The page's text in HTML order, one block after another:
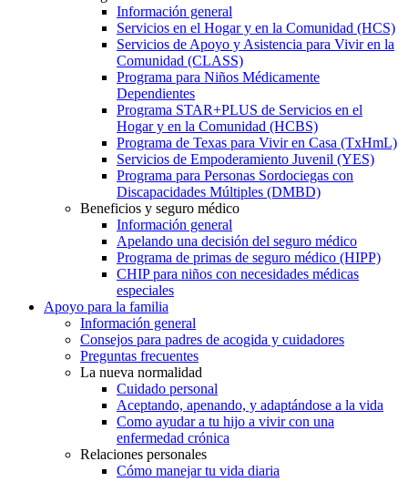
Información general
Servicios en el Hogar y en la Comunidad (HCS)
Servicios de Apoyo y Asistencia para Vivir en la
Comunidad (CLASS)
Programa para Niños Médicamente
Dependientes
Programa STAR+PLUS de Servicios en el
Hogar y en la Comunidad (HCBS)
Programa de Texas para Vivir en Casa (TxHmL)
Servicios de Empoderamiento Juvenil (YES)
Programa para Personas Sordociegas con
Discapacidades Múltiples (DMBD)
Beneficios y seguro médico
Información general
Apelando una decisión del seguro médico
Programa de primas de seguro médico (HIPP)
CHIP para niños con necesidades médicas
especiales
Apoyo para la familia
Información general
Consejos para padres de acogida y cuidadores
Preguntas frecuentes
La nueva normalidad
Cuidado personal
Aceptando, apenando, y adaptándose a la vida
Como ayudar a tu hijo a vivir con una
enfermedad crónica
Relaciones personales
Cómo manejar tu vida diaria